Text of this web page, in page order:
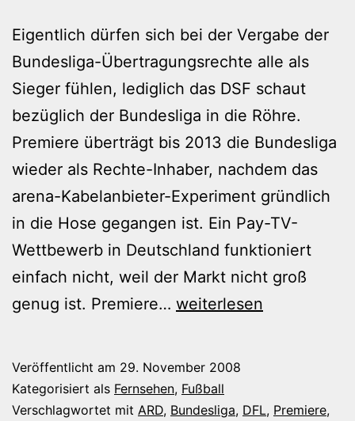
Eigentlich dürfen sich bei der Vergabe der
Bundesliga-Übertragungsrechte alle als
Sieger fühlen, lediglich das DSF schaut
bezüglich der Bundesliga in die Röhre.
Premiere überträgt bis 2013 die Bundesliga
wieder als Rechte-Inhaber, nachdem das
arena-Kabelanbieter-Experiment gründlich
in die Hose gegangen ist. Ein Pay-TV-
Wettbewerb in Deutschland funktioniert
einfach nicht, weil der Markt nicht groß
genug ist. Premiere… Premiere
Ball,
die
weiterlesen
Veröffentlicht am 29. November 2008
Kategorisiert als Fernsehen, Fußball
Verschlagwortet mit ARD, Bundesliga, DFL, Premiere,